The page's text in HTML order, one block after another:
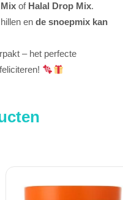
of Halal Drop Mix.
ende snoepmix kan
– het perfecte